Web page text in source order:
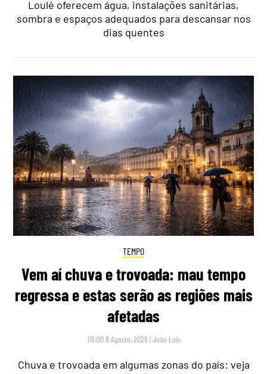
Loulé oferecem água, instalações sanitárias,
sombra e espaços adequados para descansar nos
dias quentes
TEMPO
Vem aí chuva e trovoada: mau tempo
regressa e estas serão as regiões mais
afetadas
06:00 8 Agosto, 2026 |João Luís
Chuva e trovoada em algumas zonas do país: veja